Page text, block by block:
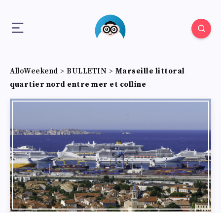
AlloWeekend > BULLETIN > Marseille littoral
quartier nord entre mer et colline